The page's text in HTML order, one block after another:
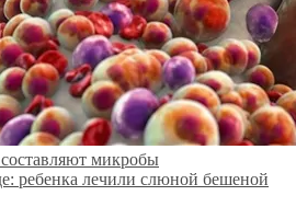
составляют микробы